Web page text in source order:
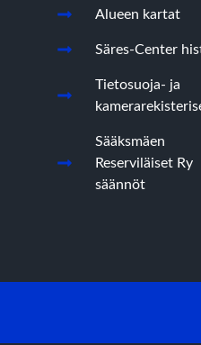
Alueen kartat
Säres-Center
Tietosuoja- ja
Sääksmäen
Reserviläiset Ry
säännöt